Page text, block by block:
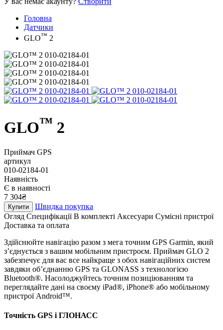
Головна
Датчики
GLO™ 2
GLO™ 2
Приймач GPS
артикул
010-02184-01
Наявність
Є в наявності
7 304₴
Купити
Швидка покупка
Огляд Специфікації В комплекті Аксесуари Сумісні пристрої
Доставка та оплата
Здійснюйте навігацію разом з мега точним GPS Garmin, який
з’єднується з вашим мобільним пристроєм. Приймач GLO 2
забезпечує для вас все найкраще з обох навігаційних систем
завдяки об’єднанню GPS та GLONASS з технологією
Bluetooth®. Насолоджуйтесь точним позиціюванням та
переглядайте дані на своєму iPad®, iPhone® або мобільному
пристрої Android™.
Точність GPS і ГЛОНАСС